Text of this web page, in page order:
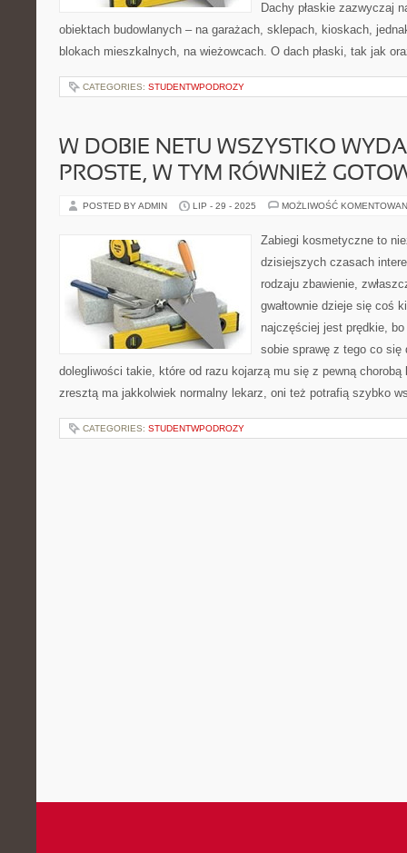
Dachy płaskie zazwyczaj
obiektach budowlanych – na garażach, sklepach, kioskach,
blokach mieszkalnych, na wieżowcach. O dach płaski, tak jak
CATEGORIES: STUDENTWPODROZY
W DOBIE NETU WSZYSTKO
PROSTE, W TYM RÓWNIEŻ
POSTED BY ADMIN LIP - 29 - 2025 MOŻLIWOŚĆ
Zabiegi kosmetyczne to
dzisiejszych czasach
rodzaju zbawienie,
gwałtownie dzieje się coś
najczęściej jest prędkie,
sobie sprawę z tego co
dolegliwości takie, które od razu kojarzą mu się z pewną
zresztą ma jakkolwiek normalny lekarz, oni też potrafią szybko
CATEGORIES: STUDENTWPODROZY